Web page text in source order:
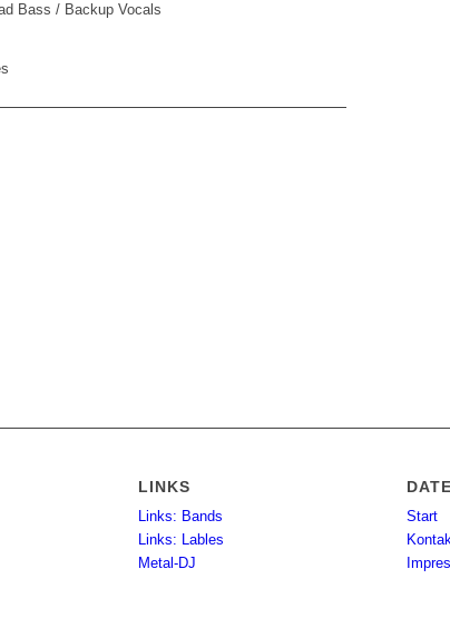
Bass / Backup Vocals
LINKS
Links: Bands
Links: Lables
Metal-DJ
Start